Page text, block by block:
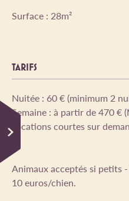
Surface : 28m²
TARIFS
Nuitée : 60 € (minimum 2
Semaine : à partir de 470 €
Locations courtes sur
Animaux acceptés si petits
10 euros/chien.